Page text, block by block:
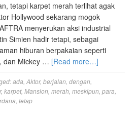
tetapi karpet merah terlihat agak
Hollywood sekarang mogok
menyerukan aksi industrial
Simien hadir tetapi, sebagai
hiburan berpakaian seperti
dan Mickey … [Read more…]
ada Aktor, berjalan dengan
, karpet, Mansion merah meskipun para
tetap